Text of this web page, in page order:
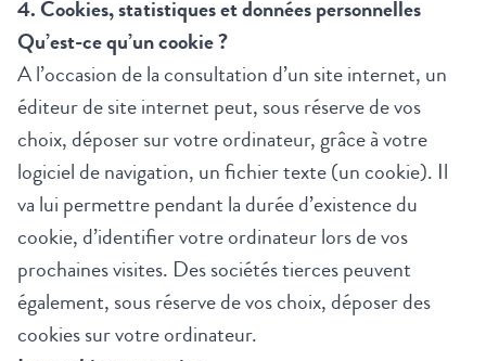
4. Cookies, statistiques et données personnelles
Qu’est-ce qu’un cookie ?
A l’occasion de la consultation d’un site internet, un
éditeur de site internet peut, sous réserve de vos
choix, déposer sur votre ordinateur, grâce à votre
logiciel de navigation, un fichier texte (un cookie). Il
va lui permettre pendant la durée d’existence du
cookie, d’identifier votre ordinateur lors de vos
prochaines visites. Des sociétés tierces peuvent
également, sous réserve de vos choix, déposer des
cookies sur votre ordinateur.